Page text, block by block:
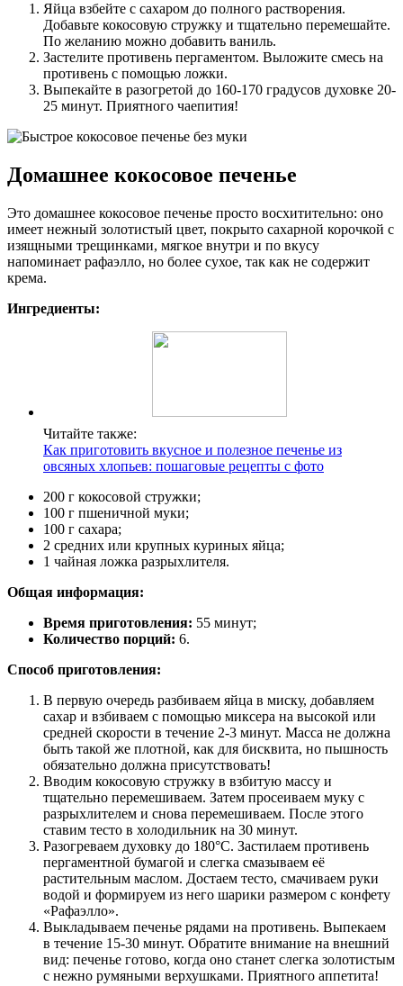
Яйца взбейте с сахаром до полного растворения.
Добавьте кокосовую стружку и тщательно перемешайте.
По желанию можно добавить ваниль.
Застелите противень пергаментом. Выложите смесь на
противень с помощью ложки.
Выпекайте в разогретой до 160-170 градусов духовке 20-
25 минут. Приятного чаепития!
Домашнее кокосовое печенье
Это домашнее кокосовое печенье просто восхитительно: оно
имеет нежный золотистый цвет, покрыто сахарной корочкой с
изящными трещинками, мягкое внутри и по вкусу
напоминает рафаэлло, но более сухое, так как не содержит
крема.
Ингредиенты:
Читайте также:
Как приготовить вкусное и полезное печенье из
овсяных хлопьев: пошаговые рецепты с фото
200 г кокосовой стружки;
100 г пшеничной муки;
100 г сахара;
2 средних или крупных куриных яйца;
1 чайная ложка разрыхлителя.
Общая информация:
Время приготовления: 55 минут;
Количество порций: 6.
Способ приготовления:
В первую очередь разбиваем яйца в миску, добавляем
сахар и взбиваем с помощью миксера на высокой или
средней скорости в течение 2-3 минут. Масса не должна
быть такой же плотной, как для бисквита, но пышность
обязательно должна присутствовать!
Вводим кокосовую стружку в взбитую массу и
тщательно перемешиваем. Затем просеиваем муку с
разрыхлителем и снова перемешиваем. После этого
ставим тесто в холодильник на 30 минут.
Разогреваем духовку до 180°C. Застилаем противень
пергаментной бумагой и слегка смазываем её
растительным маслом. Достаем тесто, смачиваем руки
водой и формируем из него шарики размером с конфету
«Рафаэлло».
Выкладываем печенье рядами на противень. Выпекаем
в течение 15-30 минут. Обратите внимание на внешний
вид: печенье готово, когда оно станет слегка золотистым
с нежно румяными верхушками. Приятного аппетита!